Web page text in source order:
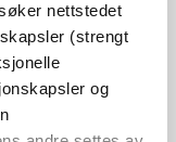
nettstedet
(strengt
og
Den er
holder kroppen
vær, slik at huden
silke,
kan absorbere 30